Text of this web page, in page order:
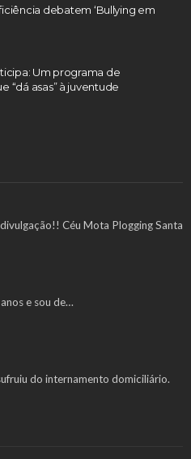
debatem ‘Bullying em
Um programa de
“dá asas” à juventude
Céu Mota Plogging Santa
e sou de…
do internamento domiciliário.